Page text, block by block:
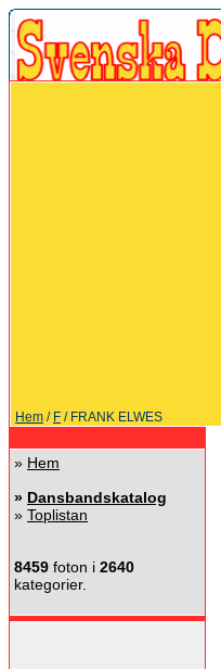
Hem / F / FRANK ELWES
» Hem
» Dansbandskatalog
» Toplistan
8459 foton i 2640
kategorier.